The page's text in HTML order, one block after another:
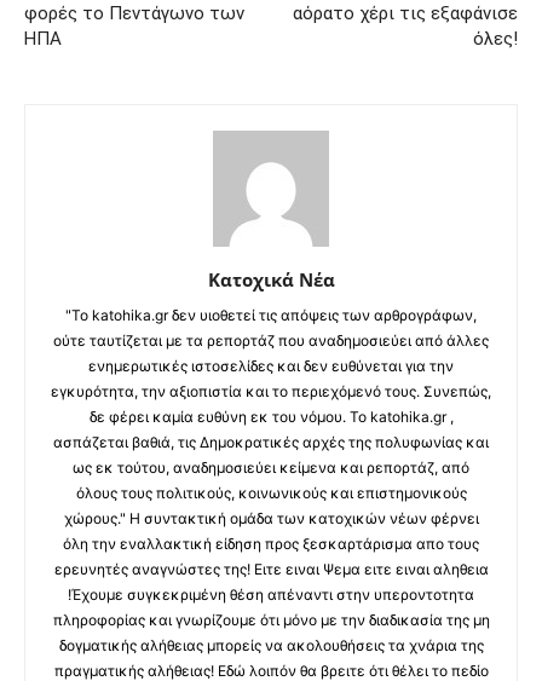
φορές το Πεντάγωνο των
ΗΠΑ
αόρατο χέρι τις εξαφάνισε
όλες!
Κατοχικά Νέα
"Το katohika.gr δεν υιοθετεί τις απόψεις των αρθρογράφων,
ούτε ταυτίζεται με τα ρεπορτάζ που αναδημοσιεύει από άλλες
ενημερωτικές ιστοσελίδες και δεν ευθύνεται για την
εγκυρότητα, την αξιοπιστία και το περιεχόμενό τους. Συνεπώς,
δε φέρει καμία ευθύνη εκ του νόμου. Το katohika.gr ,
ασπάζεται βαθιά, τις Δημοκρατικές αρχές της πολυφωνίας και
ως εκ τούτου, αναδημοσιεύει κείμενα και ρεπορτάζ, από
όλους τους πολιτικούς, κοινωνικούς και επιστημονικούς
χώρους." Η συντακτική ομάδα των κατοχικών νέων φέρνει
όλη την εναλλακτική είδηση προς ξεσκαρτάρισμα απο τους
ερευνητές αναγνώστες της! Ειτε ειναι Ψεμα ειτε ειναι αληθεια
!Έχουμε συγκεκριμένη θέση απέναντι στην υπεροντοτητα
πληροφορίας και γνωρίζουμε ότι μόνο με την διαδικασία της μη
δογματικής αλήθειας μπορείς να ακολουθήσεις τα χνάρια της
πραγματικής αλήθειας! Εδώ λοιπόν θα βρειτε ότι θέλει το πεδίο